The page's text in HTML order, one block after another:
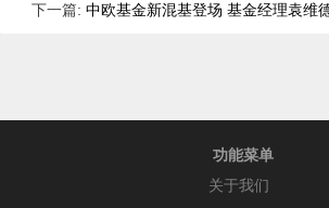
下一篇: 中欧基金新混基登场 基金经理袁维
功能菜单
关于我们